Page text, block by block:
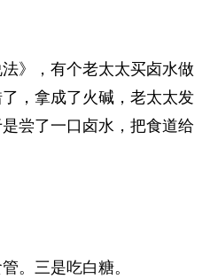
》，有个老太太买卤水做
，拿成了火碱，老太太发
尝了一口卤水，把食道给
。三是吃白糖。